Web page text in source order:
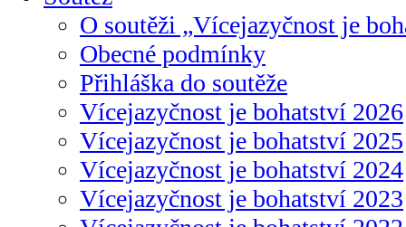
O soutěži „Vícejazyčnost je
Obecné podmínky
Přihláška do soutěže
Vícejazyčnost je bohatství 2026
Vícejazyčnost je bohatství 2025
Vícejazyčnost je bohatství 2024
Vícejazyčnost je bohatství 2023